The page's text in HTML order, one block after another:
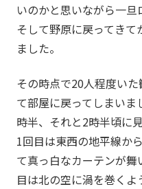
いのかと思いながら一旦
そして野原に戻ってき
ました。
その時点で20人程度い
て部屋に戻ってしまい
時半、それと2時半頃に
1回目は東西の地平線か
て真っ白なカーテンが
目は北の空に渦を巻く